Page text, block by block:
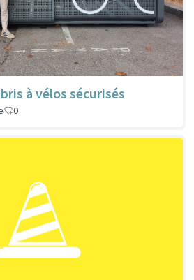
à vélos sécurisés
0